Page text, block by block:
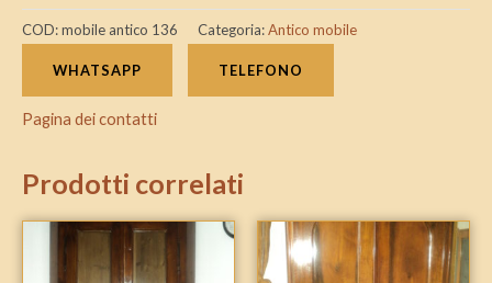
COD:mobile antico 136 Categoria:Antico mobile
WHATSAPP TELEFONO
Pagina dei contatti
Prodotti correlati